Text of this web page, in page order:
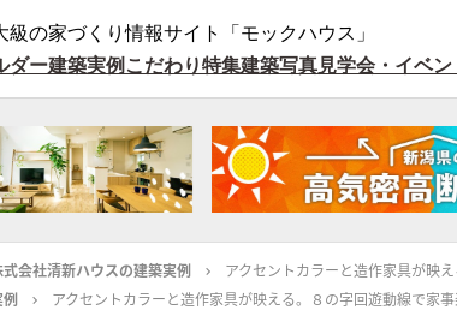
級の家づくり情報サイト「モックハウス」
ダー建築実例 こだわり特集建築写真見学会・イベン
式会社清新ハウスの建築実例
アクセントカラーと造作家具が映
アクセントカラーと造作家具が映える。８の字回遊動線で家事